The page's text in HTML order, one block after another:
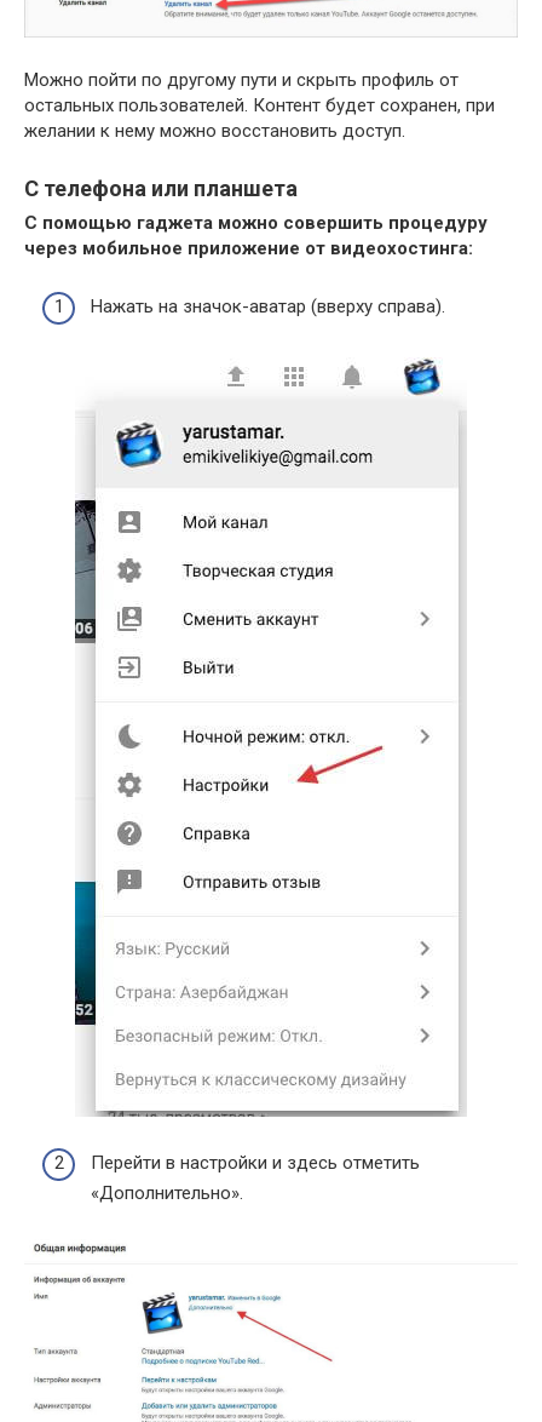
Можно пойти по другому пути и скрыть профиль от
остальных пользователей. Контент будет сохранен, при
желании к нему можно восстановить доступ.
С телефона или планшета
С помощью гаджета можно совершить процедуру
через мобильное приложение от видеохостинга:
Нажать на значок-аватар (вверху справа).
Перейти в настройки и здесь отметить
«Дополнительно».